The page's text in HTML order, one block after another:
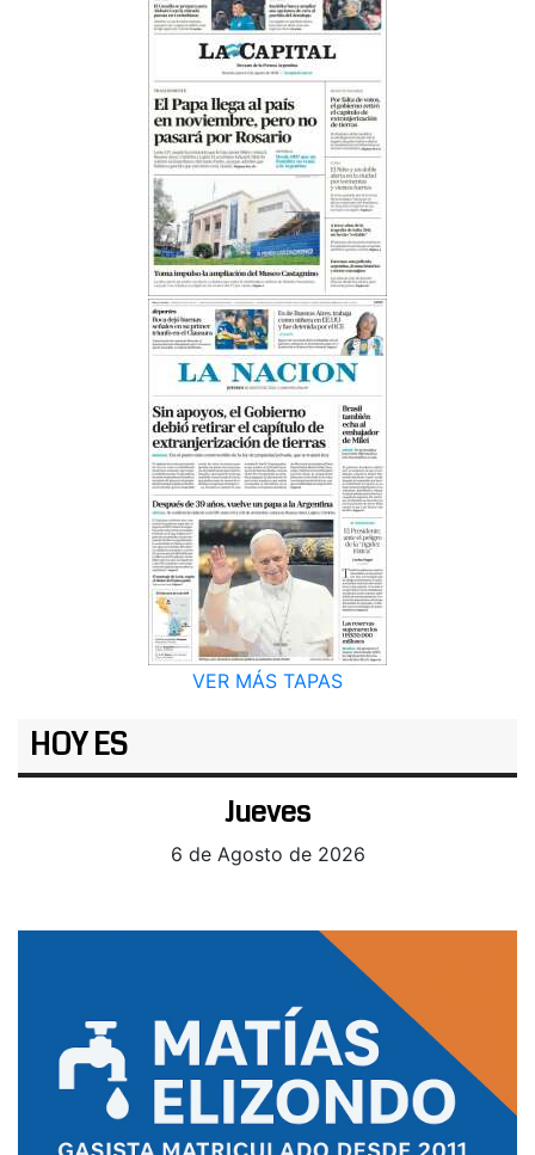
VER MÁS TAPAS
HOY ES
Jueves
6 de Agosto de 2026